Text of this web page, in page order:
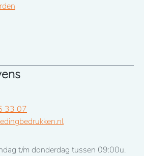
33 07
t/m donderdag tussen 09:00u.